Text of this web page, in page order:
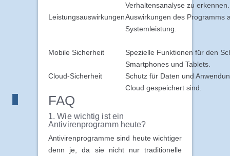
Verhaltensanalyse zu erkennen.
LeistungsauswirkungenAuswirkungen des Programms
Systemleistung.
Mobile Sicherheit
Spezielle Funktionen für den
Smartphones und Tablets.
Cloud-Sicherheit
Schutz für Daten und
Cloud gespeichert sind.
FAQ
1. Wie wichtig ist ein
Antivirenprogramm heute?
Antivirenprogramme sind heute wichtiger
denn je, da sie nicht nur traditionelle